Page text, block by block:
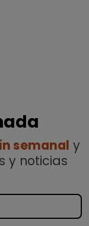
semanal y
y noticias